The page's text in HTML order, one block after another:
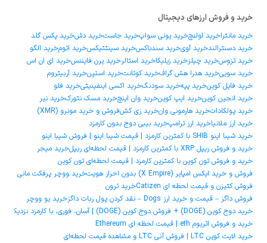
خرید و فروش ارزهای دیجیتال
خرید مانتراخرید اولنچخرید یونی سواپخرید جاستخرید دشخرید پکس گلد
خرید دسنترالندخرید آویخرید سندباکسخرید سینتتیکسخرید اتومخرید الگو
خرید تزوسخرید چیلزخرید زیلیکاخرید استالرخرید یرن فایننسخرید ای ان اس
خرید سوییخرید هدرا هش گرافخرید کوتانتخرید استپنخرید آربیتروم
خرید فایل کوینخرید پپهخرید سودنگخرید اکسی اینفینیتیخرید فلو
خرید انجین کوینخرید ایپ کوینخرید وان اینچخرید مسک نتورکخرید نیر
خرید پولکاداتخرید هارمونی وانخرید زی کشفروش و خرید مونرو (XMR)
خرید ارز ملانیاخرید ارز ترامپخرید بیبی دوج بدون کارمزد
خرید شیبا اینو SHIB با کمترین کارمزد | قیمت شیبا اینو | فروش شیبا اینو
خرید و فروش ریپل XRP با کمترین کارمزد | قیمت لحظه‌ای ریپل
خرید میجر
خرید و فروش تون کوین با کمترین کارمزد | قیمت لحظه‌ای تون کوین
فروش و خرید ایکس امپایر (X Empire) بدون احراز هویت
خرید ووچر پرفکت مانی
فروش کتیزن و قیمت لحظه ای Catizen
خرید ترون
فروش داگز – قیمت و خرید ارز Dogs – نقد کردن پول ربات داگز
خرید یو ووچر
خرید دوج ‌کوین (DOGE) + فروش دوج ‌کوین (DOGE) | آسان، فوری، با کارمزد نزدیک به صفر
خرید و فروش اتریوم eth | قیمت لحظه ای Ethereum
خرید لایت کوین LTC | فروش آنی LTC و مشاهده قیمت لحظه‌ای